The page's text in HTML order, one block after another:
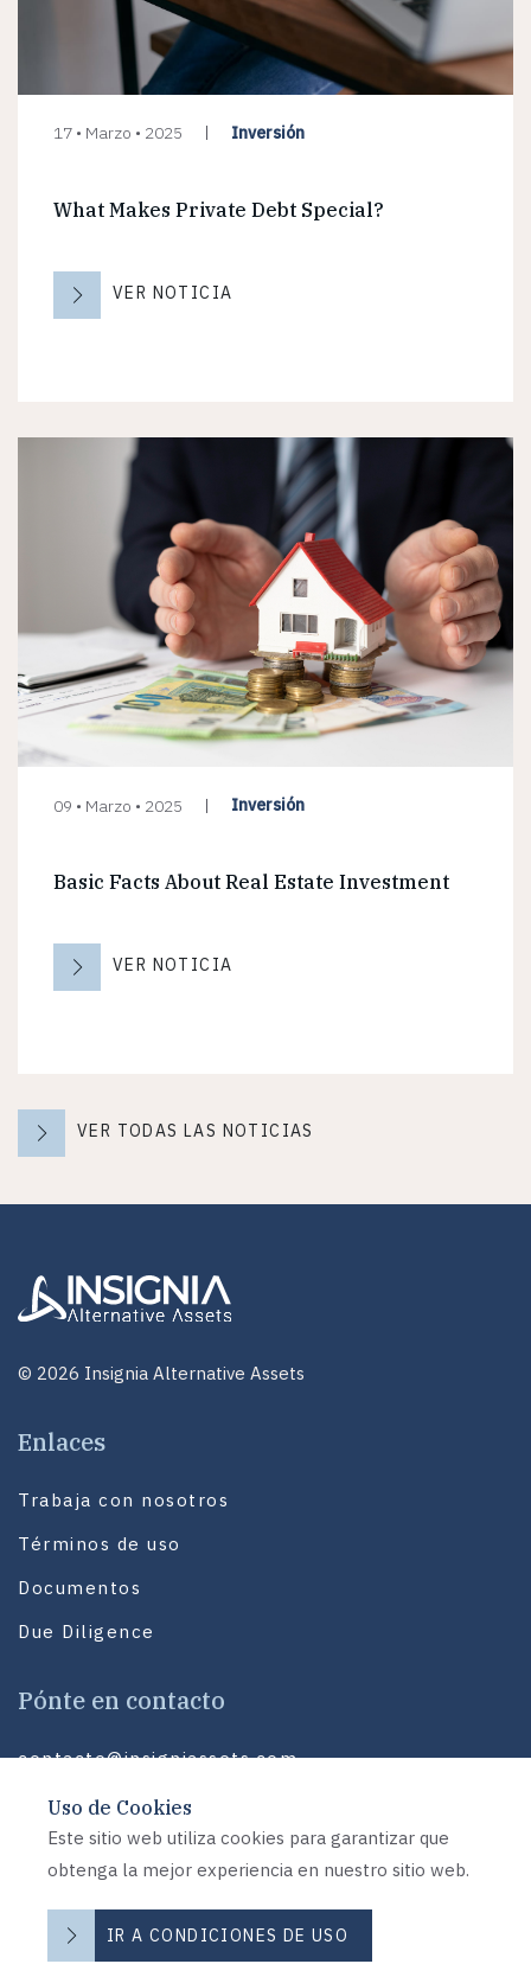
Uso de Cookies
Este sitio web utiliza cookies para garantizar que
obtenga la mejor experiencia en nuestro sitio web.
IR A CONDICIONES DE USO
17 • Marzo • 2025 Inversión
What Makes Private Debt Special?
VER NOTICIA
09 • Marzo • 2025 Inversión
Basic Facts About Real Estate Investment
VER NOTICIA
VER TODAS LAS NOTICIAS
© 2026 Insignia Alternative Assets
Enlaces
Trabaja con nosotros
Términos de uso
Documentos
Due Diligence
Pónte en contacto
contacto@insigniassets.com
Los Militares 5620,
of. 905,
Santiago, Chile
Siguenos